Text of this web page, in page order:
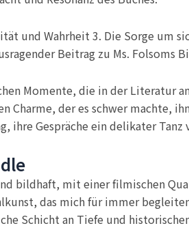
und Wahrheit 3. Die Sorge
Beitrag zu Ms. Folsoms
Momente, die in der Literatur
Charme, der es schwer
ihre Gespräche ein delikater
bildhaft, mit einer filmischen
das mich für immer
Schicht an Tiefe und